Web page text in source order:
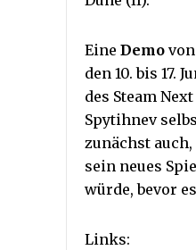
Eine Demo
den 10. bis 17.
des Steam
Spytihnev
zunächst
sein neues
würde, bevor
Links: